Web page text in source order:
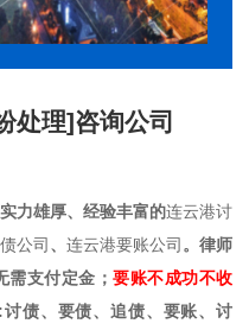
处理]咨询公司
力雄厚、经验丰富的连云港讨
公司 、 连云港要账公司 。律师
需支付定金； 要账不成功不收
债、要债、追债、要账、讨